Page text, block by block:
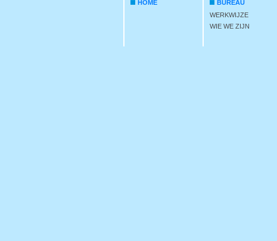
HOME
BUREAU
WERKWIJZE
WIE WE ZIJN